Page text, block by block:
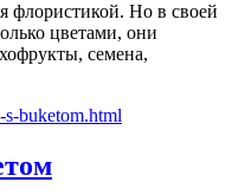
флористикой. Но в своей
цветами, они
семена,